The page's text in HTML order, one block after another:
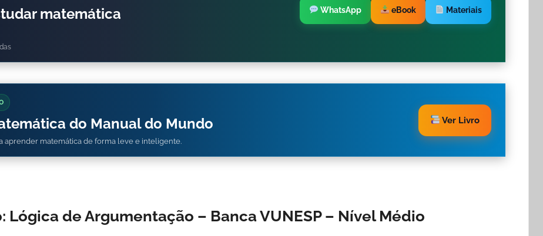
matemática WhatsApp eBook Materiais
do Manual do Mundo
aprender matemática de forma leve e inteligente.
Ver Livro
Lógica de Argumentação – Banca VUNESP – Nível Médio